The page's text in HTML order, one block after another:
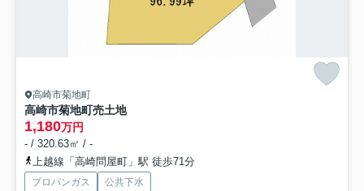
高崎市菊地町
高崎市菊地町売土地
1,180万円
- / 320.63㎡ / -
上越線「高崎問屋町」駅 徒歩71分
プロパンガス 公共下水